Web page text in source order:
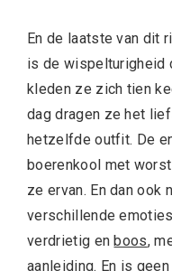
En de laatste van dit
is de wispelturigheid
kleden ze zich tien
dag dragen ze het
hetzelfde outfit. De
boerenkool met
ze ervan. En dan
verschillende
verdrietig en boos,
aanleiding. En is